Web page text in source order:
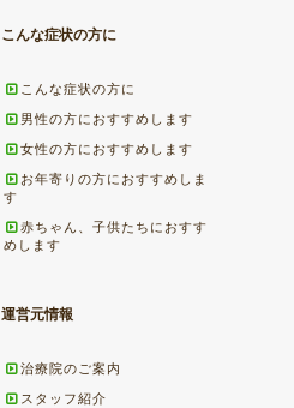
こんな症状の方に
こんな症状の方に
男性の方におすすめします
女性の方におすすめします
お年寄りの方におすすめしま
す
赤ちゃん、子供たちにおすす
めします
運営元情報
治療院のご案内
スタッフ紹介